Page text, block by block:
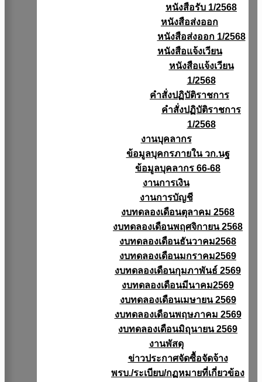
หนังสือรับ 1/2568
หนังสือส่งออก
หนังสือส่งออก 1/2568
หนังสือแจ้งเวียน
หนังสือเเจ้งเวียน
1/2568
คำสั่งปฏิบัติราชการ
คำสั่งปฏิบัติราชการ
1/2568
งานบุคลากร
ข้อมูลบุคกรภายใน วก.นฐ
ข้อมูลบุคลากร 66-68
งานการเงิน
งานการบัญชี
งบทดลองเดือนตุลาคม 2568
งบทดลองเดือนพฤศจิกายน 2568
งบทดลองเดือนธันวาคม2568
งบทดลองเดือนมกราคม2569
งบทดลองเดือนกุมภาพันธ์ 2569
งบทดลองเดือนมีนาคม2569
งบทดลองเดือนเมษายน 2569
งบทดลองเดือนพฤษภาคม 2569
งบทดลองเดือนมิถุนายน 2569
งานพัสดุ
ข่าวประกาศจัดซื้อจัดจ้าง
พรบ./ระเบียบ/กฏหมายที่เกี่ยวข้อง